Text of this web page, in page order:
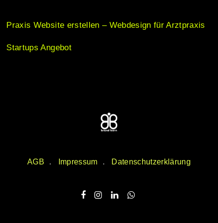
Praxis Website erstellen – Webdesign für Arztpraxis
Startups Angebot
AGB Impressum Datenschutzerklärung